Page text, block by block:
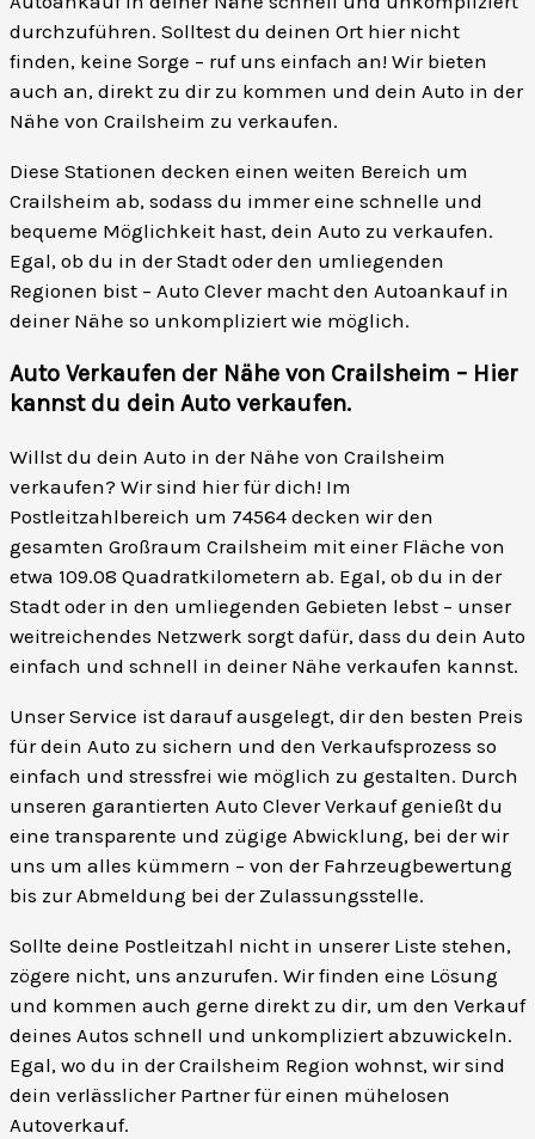
durchzuführen. Solltest du deinen Ort hier nicht
finden, keine Sorge – ruf uns einfach an! Wir bieten
auch an, direkt zu dir zu kommen und dein Auto in der
Nähe von Crailsheim zu verkaufen.
Diese Stationen decken einen weiten Bereich um
Crailsheim ab, sodass du immer eine schnelle und
bequeme Möglichkeit hast, dein Auto zu verkaufen.
Egal, ob du in der Stadt oder den umliegenden
Regionen bist – Auto Clever macht den Autoankauf in
deiner Nähe so unkompliziert wie möglich.
Auto Verkaufen der Nähe von Crailsheim – Hier
kannst du dein Auto verkaufen.
Willst du dein Auto in der Nähe von Crailsheim
verkaufen? Wir sind hier für dich! Im
Postleitzahlbereich um 74564 decken wir den
gesamten Großraum Crailsheim mit einer Fläche von
etwa 109.08 Quadratkilometern ab. Egal, ob du in der
Stadt oder in den umliegenden Gebieten lebst – unser
weitreichendes Netzwerk sorgt dafür, dass du dein Auto
einfach und schnell in deiner Nähe verkaufen kannst.
Unser Service ist darauf ausgelegt, dir den besten Preis
für dein Auto zu sichern und den Verkaufsprozess so
einfach und stressfrei wie möglich zu gestalten. Durch
unseren garantierten Auto Clever Verkauf genießt du
eine transparente und zügige Abwicklung, bei der wir
uns um alles kümmern – von der Fahrzeugbewertung
bis zur Abmeldung bei der Zulassungsstelle.
Sollte deine Postleitzahl nicht in unserer Liste stehen,
zögere nicht, uns anzurufen. Wir finden eine Lösung
und kommen auch gerne direkt zu dir, um den Verkauf
deines Autos schnell und unkompliziert abzuwickeln.
Egal, wo du in der Crailsheim Region wohnst, wir sind
dein verlässlicher Partner für einen mühelosen
Autoverkauf.